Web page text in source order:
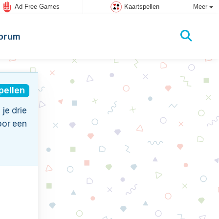
Ad Free Games Kaartspellen Meer
drie
een